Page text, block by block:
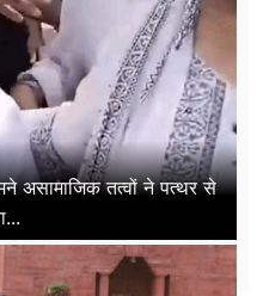
असामाजिक तत्वों ने पत्थर से